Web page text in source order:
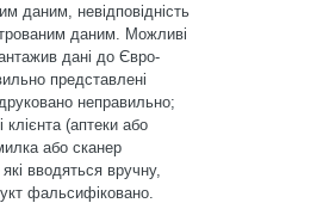
даним, невідповідність
даним. Можливі
дані до Євро­
представлені
неправильно;
(аптеки або
або сканер
вводяться вручну,
фальсифіковано.